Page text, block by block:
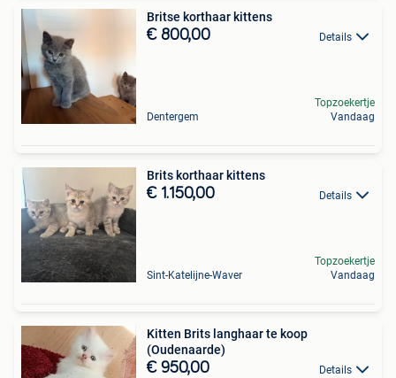
Britse korthaar kittens
€ 800,00 Details
Dentergem
Topzoekertje
Vandaag
Brits korthaar kittens
€ 1.150,00 Details
Sint-Katelijne-Waver
Topzoekertje
Vandaag
Kitten Brits langhaar te koop
(Oudenaarde)
€ 950,00 Details